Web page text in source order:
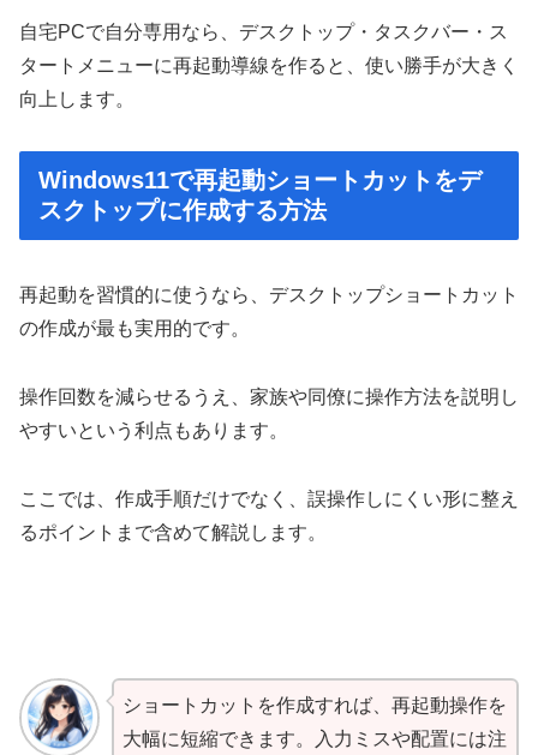
自宅PCで自分専用なら、デスクトップ・タスクバー・ス
タートメニューに再起動導線を作ると、使い勝手が大きく
向上します。
Windows11で再起動ショートカットをデ
スクトップに作成する方法
再起動を習慣的に使うなら、デスクトップショートカット
の作成が最も実用的です。
操作回数を減らせるうえ、家族や同僚に操作方法を説明し
やすいという利点もあります。
ここでは、作成手順だけでなく、誤操作しにくい形に整え
るポイントまで含めて解説します。
ショートカットを作成すれば、再起動操作を
大幅に短縮できます。入力ミスや配置には注